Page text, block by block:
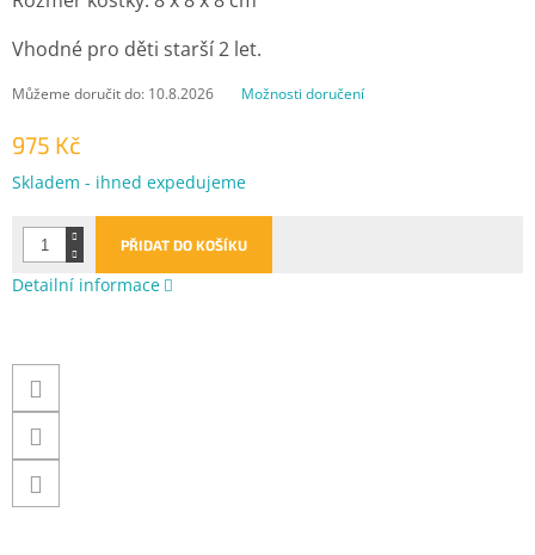
975 Kč
Měrná
Skladem - ihned expedujeme
Můžeme doručit do: 10.8.2026 Možnosti doručení
PŘIDAT DO KOŠÍKU
Vhodné pro děti starší 2 let.
Detailní informace